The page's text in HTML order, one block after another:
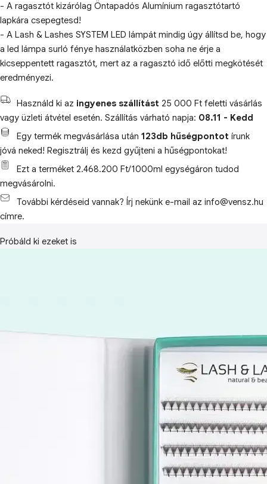
- A ragasztót kizárólag Öntapadós Alumínium ragasztótartó
lapkára csepegtesd!
- A Lash & Lashes SYSTEM LED lámpát mindig úgy állítsd be, hogy
a led lámpa surló fénye használatközben soha ne érje a
kicseppentett ragasztót, mert az a ragasztó idő előtti megkötését
eredményezi.
Használd ki az ingyenes szállítást 25 000 Ft feletti vásárlás
vagy üzleti átvétel esetén. Szállítás várható napja: 08.11 - Kedd
Egy termék megvásárlása után 123db hűségpontot írunk
jóvá neked! Regisztrálj és kezd gyűjteni a hűségpontokat!
Ezt a terméket 2.468.200 Ft/1000ml egységáron tudod
megvásárolni.
További kérdéseid vannak? Írj nekünk e-mail az info@vensz.hu
címre.
Próbáld ki ezeket is